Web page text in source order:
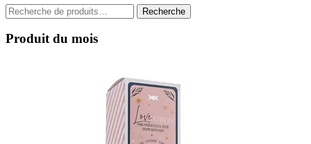
Recherche
pour :
Recherche
Produit du mois